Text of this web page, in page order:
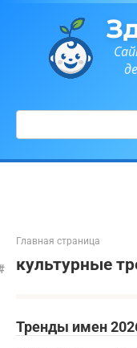
Поиск:
Главная страница
культурные
Тренды имен